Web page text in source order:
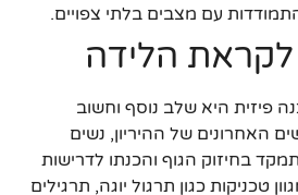
עם מצבים בלתי צפויים.
לקראת הלידה
פיזית היא שלב נוסף וחשוב
האחרונים של ההיריון, נשים
בחיזוק הגוף והכנתו לדרישות
טכניקות כגון תרגול יוגה, תרגילים